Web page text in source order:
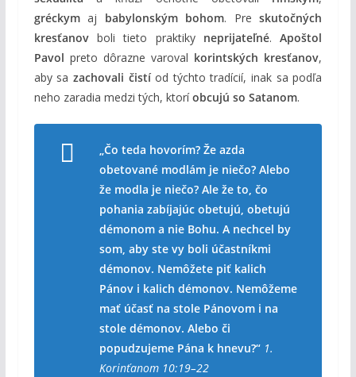
gréckymaj babylonským bohom. Preskutočných
kresťanovboli tieto praktiky neprijateľné.Apoštol
Pavol preto dôrazne varoval korintských kresťanov,
aby sa zachovali čistíod týchto tradícií, inak sa podľa
neho zaradia medzi tých, ktoríobcujú so Satanom.
„Čo teda hovorím? Že azda
obetované modlám je niečo? Alebo
že modla je niečo? Ale že to, čo
pohania zabíjajúc obetujú, obetujú
démonom a nie Bohu. A nechcel by
som, aby ste vy boli účastníkmi
démonov. Nemôžete piť kalich
Pánov i kalich démonov. Nemôžeme
mať účasť na stole Pánovom i na
stole démonov. Alebo či
popudzujeme Pána k hnevu?“ 1.
Korinťanom 10:19–22